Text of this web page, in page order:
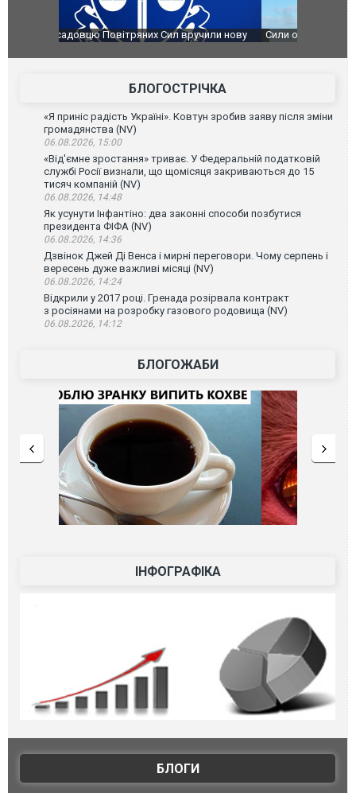
Сили оборони уразили Ярославський НПЗ:
атаку. ВІДЕО
Неймар
БЛОГОСТРІЧКА
«Я приніс радість Україні». Ковтун зробив заяву після зміни
громадянства (NV)
06.08.2026, 15:00
«Від'ємне зростання» триває. У Федеральній податковій
службі Росії визнали, що щомісяця закриваються до 15
тисяч компаній (NV)
06.08.2026, 14:48
Як усунути Інфантіно: два законні способи позбутися
президента ФІФА (NV)
06.08.2026, 14:36
Дзвінок Джей Ді Венса і мирні переговори. Чому серпень і
вересень дуже важливі місяці (NV)
06.08.2026, 14:24
Відкрили у 2017 році. Гренада розірвала контракт
з росіянами на розробку газового родовища (NV)
06.08.2026, 14:12
БЛОГОЖАБИ
ІНФОГРАФІКА
БЛОГИ